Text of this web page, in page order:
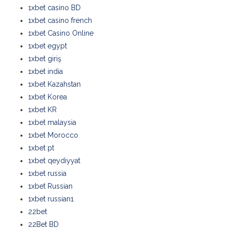
1xbet casino BD
1xbet casino french
1xbet Casino Online
1xbet egypt
1xbet giriş
1xbet india
1xbet Kazahstan
1xbet Korea
1xbet KR
1xbet malaysia
1xbet Morocco
1xbet pt
1xbet qeydiyyat
1xbet russia
1xbet Russian
1xbet russian1
22bet
22Bet BD